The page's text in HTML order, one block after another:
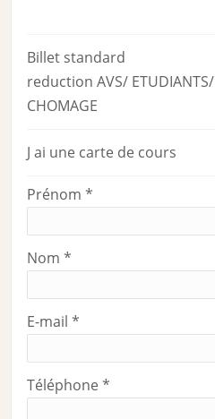
Billet standard
reduction AVS/ ETUDIANTS/
CHOMAGE
J ai une carte de cours
Prénom*
Nom*
E-mail*
Téléphone*